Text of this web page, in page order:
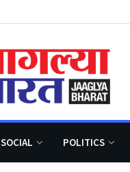
SOCIAL POLITICS